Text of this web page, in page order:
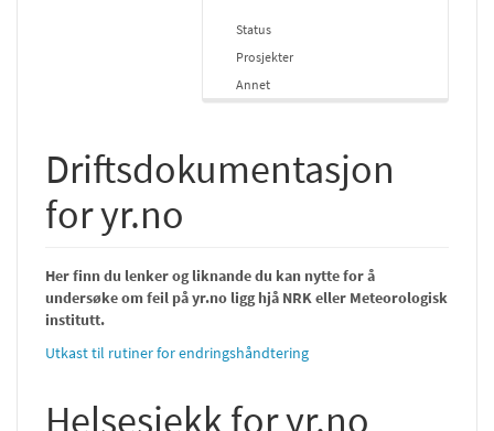
Status
Prosjekter
Annet
Driftsdokumentasjon
for yr.no
Her finn du lenker og liknande du kan nytte for å
undersøke om feil på yr.no ligg hjå NRK eller Meteorologisk
institutt.
Utkast til rutiner for endringshåndtering
Helsesjekk for yr.no